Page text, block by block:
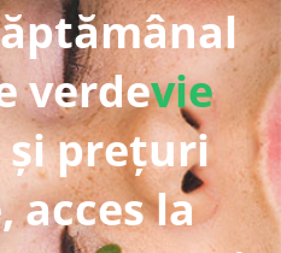
verdevie
prețuri
acces la